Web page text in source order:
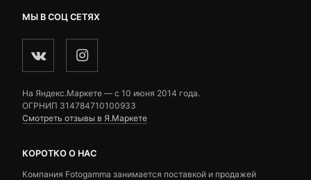
МЫ В СОЦ СЕТЯХ
На Яндекс.Маркете — c 10 июня 2014 года.
ОГРНИП 314784710100933
Смотреть отзывы в Я.Маркете
КОРОТКО О НАС
Компания Fotogamma занимается поставкой и продажей